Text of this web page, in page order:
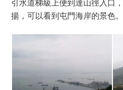
引水道梯級上便到達山徑入口
揚，可以看到屯門海岸的景色。